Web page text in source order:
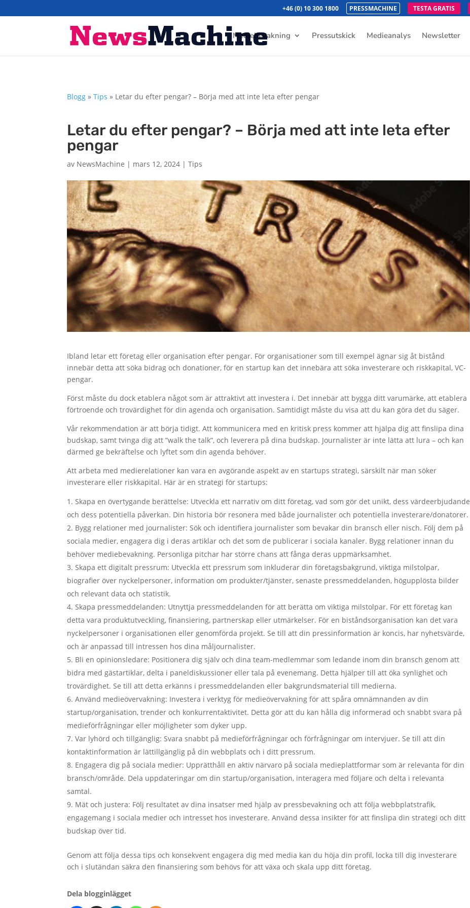
+46 (0) 10 300 1800 PRESSMACHINE TESTA GRATIS
Mediebevakning Pressutskick Medieanalys Newsletter
Blogg » Tips » Letar du efter pengar? – Börja med att inte leta efter pengar
Letar du efter pengar? – Börja med att inte leta efter
pengar
av NewsMachine | mars 12, 2024 | Tips
Ibland letar ett företag eller organisation efter pengar. För organisationer som till exempel ägnar sig åt bistånd
innebär detta att söka bidrag och donationer, för en startup kan det innebära att söka investerare och riskkapital, VC-
pengar.
Först måste du dock etablera något som är attraktivt att investera i. Det innebär att bygga ditt varumärke, att etablera
förtroende och trovärdighet för din agenda och organisation. Samtidigt måste du visa att du kan göra det du säger.
Vår rekommendation är att börja tidigt. Att kommunicera med en kritisk press kommer att hjälpa dig att finslipa dina
budskap, samt tvinga dig att ”walk the talk”, och leverera på dina budskap. Journalister är inte lätta att lura – och kan
därmed ge bekräftelse och lyftet som din agenda behöver.
Att arbeta med medierelationer kan vara en avgörande aspekt av en startups strategi, särskilt när man söker
investerare eller riskkapital. Här är en strategi för startups:
Skapa en övertygande berättelse: Utveckla ett narrativ om ditt företag, vad som gör det unikt, dess värdeerbjudande
och dess potentiella påverkan. Din historia bör resonera med både journalister och potentiella investerare/donatorer.
Bygg relationer med journalister: Sök och identifiera journalister som bevakar din bransch eller nisch. Följ dem på
sociala medier, engagera dig i deras artiklar och det som de publicerar i sociala kanaler. Bygg relationer innan du
behöver mediebevakning. Personliga pitchar har större chans att fånga deras uppmärksamhet.
Skapa ett digitalt pressrum: Utveckla ett pressrum som inkluderar din företagsbakgrund, viktiga milstolpar,
biografier över nyckelpersoner, information om produkter/tjänster, senaste pressmeddelanden, högupplösta bilder
och relevant data och statistik.
Skapa pressmeddelanden: Utnyttja pressmeddelanden för att berätta om viktiga milstolpar. För ett företag kan
detta vara produktutveckling, finansiering, partnerskap eller utmärkelser. För en biståndsorganisation kan det vara
nyckelpersoner i organisationen eller genomförda projekt. Se till att din pressinformation är koncis, har nyhetsvärde,
och är anpassad till intressen hos dina måljournalister.
Bli en opinionsledare: Positionera dig själv och dina team-medlemmar som ledande inom din bransch genom att
bidra med gästartiklar, delta i paneldiskussioner eller tala på evenemang. Detta hjälper till att öka synlighet och
trovärdighet. Se till att detta erkänns i pressmeddelanden eller bakgrundsmaterial till medierna.
Använd medieövervakning: Investera i verktyg för medieövervakning för att spåra omnämnanden av din
startup/organisation, trender och konkurrentaktivitet. Detta gör att du kan hålla dig informerad och snabbt svara på
medieförfrågningar eller möjligheter som dyker upp.
Var lyhörd och tillgänglig: Svara snabbt på medieförfrågningar och förfrågningar om intervjuer. Se till att din
kontaktinformation är lättillgänglig på din webbplats och i ditt pressrum.
Engagera dig på sociala medier: Upprätthåll en aktiv närvaro på sociala medieplattformar som är relevanta för din
bransch/område. Dela uppdateringar om din startup/organisation, interagera med följare och delta i relevanta
samtal.
Mät och justera: Följ resultatet av dina insatser med hjälp av pressbevakning och att följa webbplatstrafik,
engagemang i sociala medier och intresset hos investerare. Använd dessa insikter för att finslipa din strategi och ditt
budskap över tid.
Genom att följa dessa tips och konsekvent engagera dig med media kan du höja din profil, locka till dig investerare
och i slutändan säkra den finansiering som behövs för att växa och skala upp ditt företag.
Dela blogginlägget